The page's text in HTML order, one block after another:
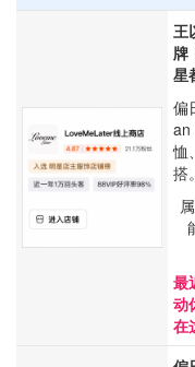
王
牌
星
偏
an
恤
搭。
最
动
在